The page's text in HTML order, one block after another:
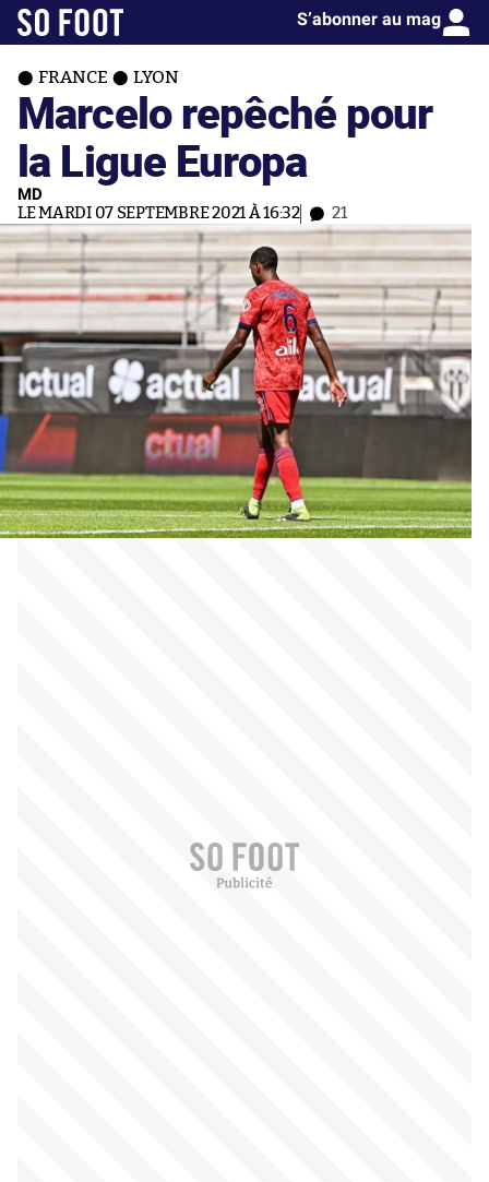
S’abonner au mag
FRANCE LYON
Marcelo repêché pour
la Ligue Europa
MD
LE MARDI 07 SEPTEMBRE 2021 À 16:32 21